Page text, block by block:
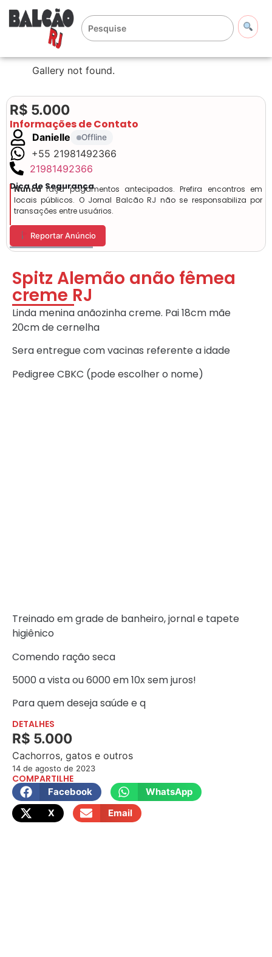
Gallery not found.
R$ 5.000
Informações de Contato
Danielle Offline
+55 21981492366
21981492366
Dica de Segurança
Nuncafaça pagamentos antecipados. Prefira encontros em
locais públicos. O Jornal Balcão RJ não se responsabiliza por
transações entre usuários.
Reportar Anúncio
Spitz Alemão anão fêmea
creme RJ
Linda menina anãozinha creme. Pai 18cm mãe
20cm de cernelha
Sera entregue com vacinas referente a idade
Pedigree CBKC (pode escolher o nome)
Treinado em grade de banheiro, jornal e tapete
higiênico
Comendo ração seca
5000 a vista ou 6000 em 10x sem juros!
Para quem deseja saúde e q
DETALHES
R$ 5.000
Cachorros, gatos e outros
14 de agosto de 2023
COMPARTILHE
Facebook
WhatsApp
X
Email